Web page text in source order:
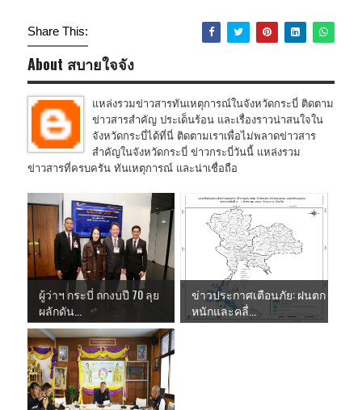
Share This:
About สบายใจจัง
แหล่งรวมข่าวสารทันเหตุการณ์ในจังหวัดกระบี่ ติดตาม
ข่าวสารสำคัญ ประเด็นร้อน และเรื่องราวน่าสนใจใน
จังหวัดกระบี่ได้ที่นี่ ติดตามเราเพื่อไม่พลาดข่าวสาร
สำคัญในจังหวัดกระบี่ ข่าวกระบี่วันนี้ แหล่งรวม
ข่าวสารที่ครบครัน ทันเหตุการณ์ และน่าเชื่อถือ
ผู้ว่าฯ กระบี่ ถกงบปี 70 ลุย
ผลักดัน...
ข่าวประกาศเตือนภัย: ฝนตก
หนักและคลื่...